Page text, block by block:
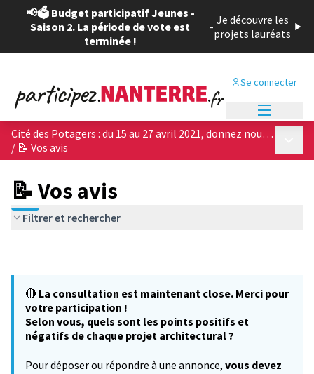
📢🗳️ Budget participatif Jeunes -
Saison 2. La période de vote est
terminée !
- Je découvre les
projets lauréats
Se connecter
Cité des Potagers : du 15 au 27 avril 2021, donnez nous votre avis sur les 4 projets architecturaux !
/ 📝 Vos avis
📝 Vos avis
Filtrer et rechercher
🔴 La consultation est maintenant close. Merci pour
votre participation !
Selon vous, quels sont les points positifs et
négatifs de chaque projet architectural ?
Pour déposer ou répondre à une annonce, vous devez